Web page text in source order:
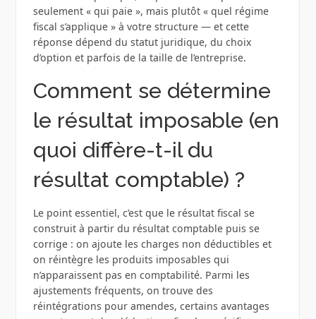
seulement « qui paie », mais plutôt « quel régime
fiscal s’applique » à votre structure — et cette
réponse dépend du statut juridique, du choix
d’option et parfois de la taille de l’entreprise.
Comment se détermine
le résultat imposable (en
quoi diffère-t-il du
résultat comptable) ?
Le point essentiel, c’est que le résultat fiscal se
construit à partir du résultat comptable puis se
corrige : on ajoute les charges non déductibles et
on réintègre les produits imposables qui
n’apparaissent pas en comptabilité. Parmi les
ajustements fréquents, on trouve des
réintégrations pour amendes, certains avantages